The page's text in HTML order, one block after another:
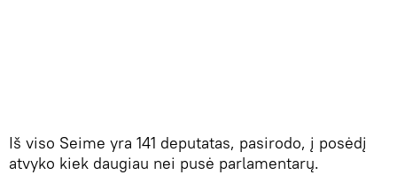
Iš viso Seime yra 141 deputatas, pasirodo, į posėdį
atvyko kiek daugiau nei pusė parlamentarų.